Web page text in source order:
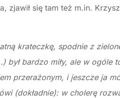
zjawił się tam też m.in.
krateczkę, spodnie z
bardzo miły, ale w ogóle
przerażonym, i jeszcze ja
(dokładnie): w cholerę